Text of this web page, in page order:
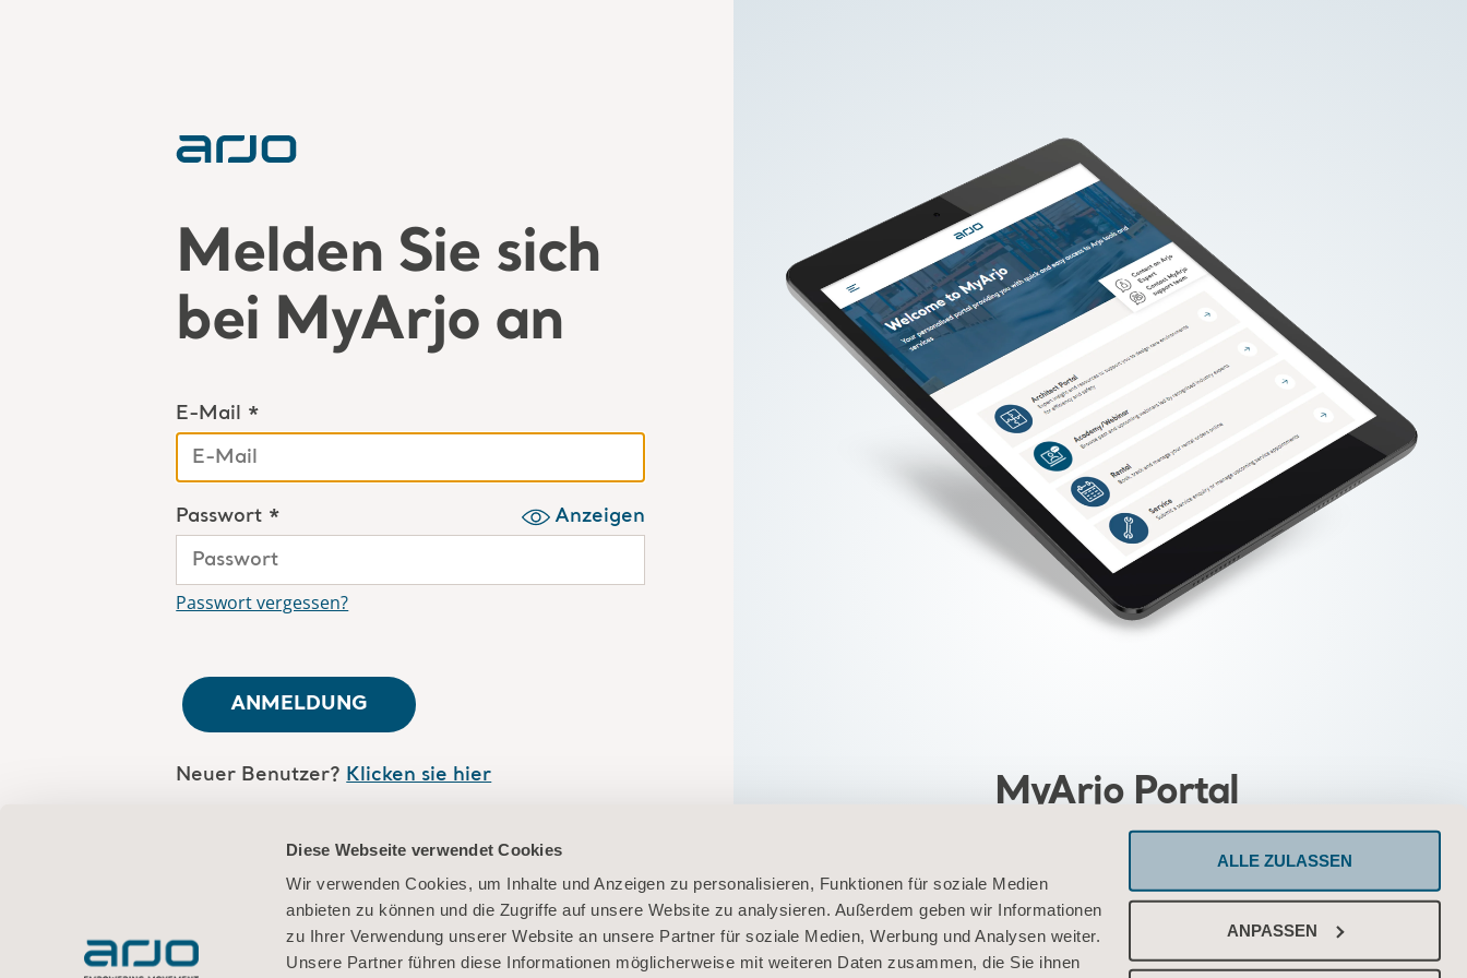
Diese Webseite verwendet Cookies
Wir verwenden Cookies, um Inhalte und Anzeigen zu personalisieren, Funktionen für soziale Medien
anbieten zu können und die Zugriffe auf unsere Website zu analysieren. Außerdem geben wir Informationen
zu Ihrer Verwendung unserer Website an unsere Partner für soziale Medien, Werbung und Analysen weiter.
Unsere Partner führen diese Informationen möglicherweise mit weiteren Daten zusammen, die Sie ihnen
ALLE ZULASSEN
ANPASSEN
Melden Sie sich
bei MyArjo an
E-Mail *
Passwort * Anzeigen
Passwort vergessen?
ANMELDUNG
Neuer Benutzer? Klicken sie hier MyArjo Portal
In Ihrem persönlichen Portal können Sie schnell und
unkompliziert auf die Tools und Leistungen von Arjo
zugreifen